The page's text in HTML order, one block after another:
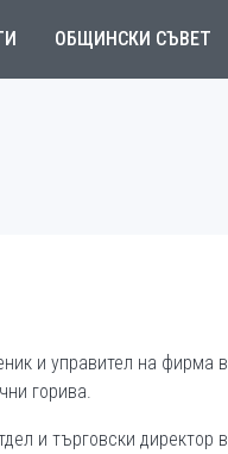
ОБЩИНСКИ СЪВЕТ
и управител на фирма в
горива.
и търговски директор в